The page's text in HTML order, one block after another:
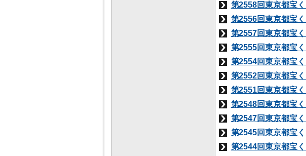
第2558回東京都宝
第2556回東京都宝
第2557回東京都宝
第2555回東京都宝
第2554回東京都宝
第2552回東京都宝
第2551回東京都宝
第2548回東京都宝
第2547回東京都宝
第2545回東京都宝
第2544回東京都宝